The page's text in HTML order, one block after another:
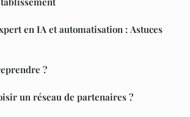
en IA et automatisation : Astuces
?
un réseau de partenaires ?